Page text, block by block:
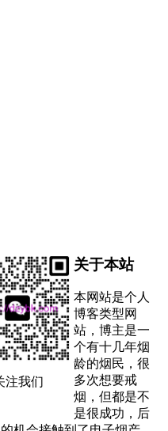
注我们
关于本站
本网站是个人
博客类型网
站，博主是一
个有十几年烟
龄的烟民，很
多次想要戒
烟，但都是不
是很成功，后